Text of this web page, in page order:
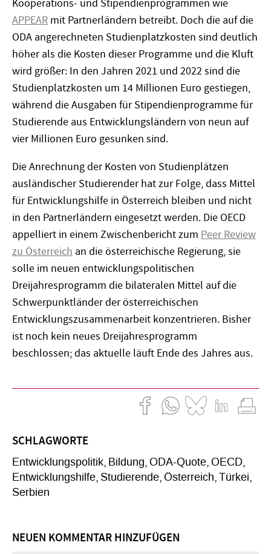
Kooperations- und Stipendienprogrammen wie
APPEAR mit Partnerländern betreibt. Doch die auf die
ODA angerechneten Studienplatzkosten sind deutlich
höher als die Kosten dieser Programme und die Kluft
wird größer: In den Jahren 2021 und 2022 sind die
Studienplatzkosten um 14 Millionen Euro gestiegen,
während die Ausgaben für Stipendienprogramme für
Studierende aus Entwicklungsländern von neun auf
vier Millionen Euro gesunken sind.
Die Anrechnung der Kosten von Studienplätzen
ausländischer Studierender hat zur Folge, dass Mittel
für Entwicklungshilfe in Österreich bleiben und nicht
in den Partnerländern eingesetzt werden. Die OECD
appelliert in einem Zwischenbericht zum Peer Review
zu Österreich an die österreichische Regierung, sie
solle im neuen entwicklungspolitischen
Dreijahresprogramm die bilateralen Mittel auf die
Schwerpunktländer der österreichischen
Entwicklungszusammenarbeit konzentrieren. Bisher
ist noch kein neues Dreijahresprogramm
beschlossen; das aktuelle läuft Ende des Jahres aus.
SCHLAGWORTE
Entwicklungspolitik Bildung ODA-Quote OECD
Entwicklungshilfe Studierende Österreich Türkei
Serbien
NEUEN KOMMENTAR HINZUFÜGEN